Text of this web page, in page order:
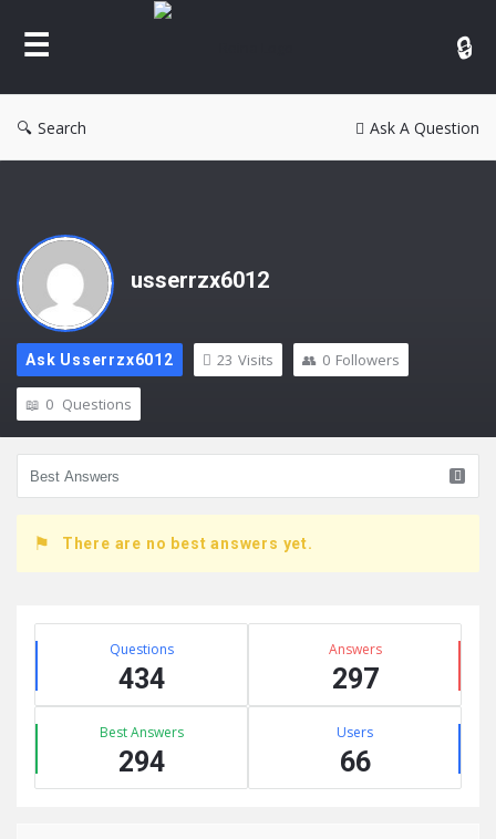
Reina
Search Ask A Question
usserrzx6012
Ask Usserrzx6012 23 Visits 0 Followers
0 Questions
There are no best answers yet.
Sidebar
Stats Questions
434
Answers
297
Best Answers
294
Users
66